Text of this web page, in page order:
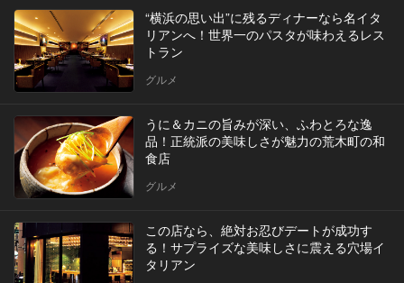
“横浜の思い出”に残るディナーなら名イタ
リアンへ！世界一のパスタが味わえるレス
トラン
グルメ
うに＆カニの旨みが深い、ふわとろな逸
品！正統派の美味しさが魅力の荒木町の和
食店
グルメ
この店なら、絶対お忍びデートが成功す
る！サプライズな美味しさに震える穴場イ
タリアン